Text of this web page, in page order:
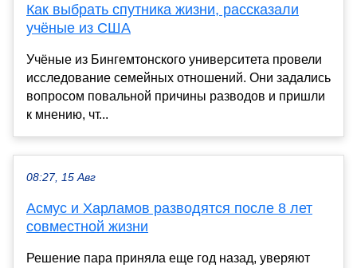
Как выбрать спутника жизни, рассказали
учёные из США
Учёные из Бингемтонского университета провели
исследование семейных отношений. Они задались
вопросом повальной причины разводов и пришли
к мнению, чт...
08:27, 15 Авг
Асмус и Харламов разводятся после 8 лет
совместной жизни
Решение пара приняла еще год назад, уверяют